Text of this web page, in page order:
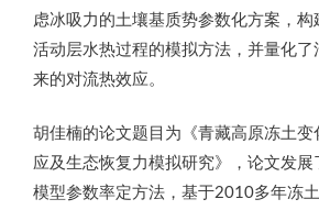
虑冰吸力的土壤基质势参数化方案，构
活动层水热过程的模拟方法，并量化了
来的对流热效应。
胡佳楠的论文题目为《青藏高原冻土变
应及生态恢复力模拟研究》，论文发展
模型参数率定方法，基于2010多年冻